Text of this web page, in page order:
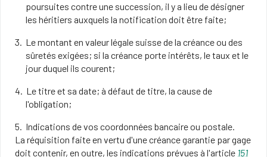
poursuites contre une succession, il y a lieu de désigner
les héritiers auxquels la notification doit être faite;
Le montant en valeur légale suisse de la créance ou des
sûretés exigées; si la créance porte intérêts, le taux et le
jour duquel ils courent;
Le titre et sa date; à défaut de titre, la cause de
l'obligation;
Indications de vos coordonnées bancaire ou postale.
La réquisition faite en vertu d'une créance garantie par gage
doit contenir, en outre, les indications prévues à l'article 151